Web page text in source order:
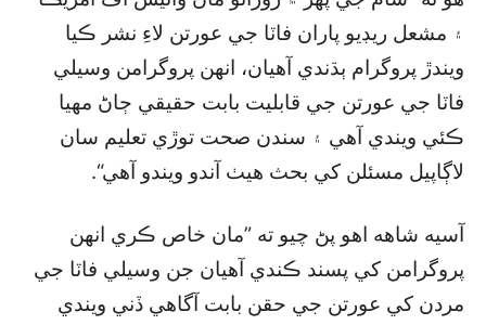
۽ مشعل ريڊيو پاران فاٽا جي عورتن لاءِ نشر ڪيا
ويندڙ پروگرام ٻڌندي آهيان، انهن پروگرامن وسيلي
فاٽا جي عورتن جي قابليت بابت حقيقي ڄاڻ مهيا
ڪئي ويندي آهي ۽ سندن صحت توڙي تعليم سان
لاڳاپيل مسئلن کي بحث هيٺ آندو ويندو آهي“.
آسيه شاهه اهو پڻ چيو ته ”مان خاص ڪري انهن
پروگرامن کي پسند ڪندي آهيان جن وسيلي فاٽا جي
مردن کي عورتن جي حقن بابت آگاهي ڏني ويندي